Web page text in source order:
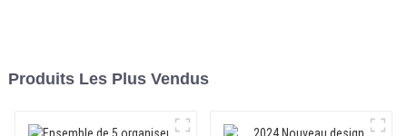
Produits Les Plus Vendus